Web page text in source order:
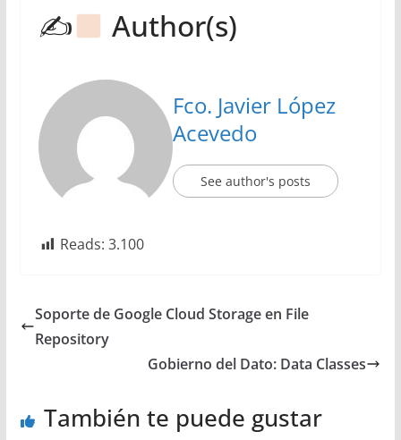
✍ Author(s)
Fco. Javier López
Acevedo
See author's posts
Reads: 3.100
Soporte de Google Cloud Storage en File
Repository
Gobierno del Dato: Data Classes
También te puede gustar